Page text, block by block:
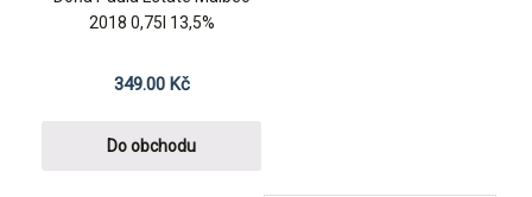
2018 0,75l 13,5%
349.00 Kč
Do obchodu